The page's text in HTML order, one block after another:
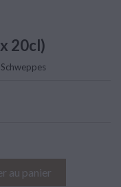
20cl)
au panier